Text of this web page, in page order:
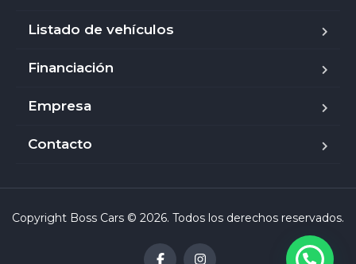
Listado de vehículos
Financiación
Empresa
Contacto
Copyright Boss Cars © 2026. Todos los derechos reservados.